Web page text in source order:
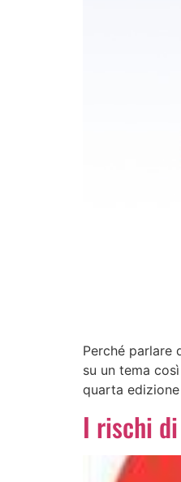
Perché parlare
su un tema
quarta
I rischi